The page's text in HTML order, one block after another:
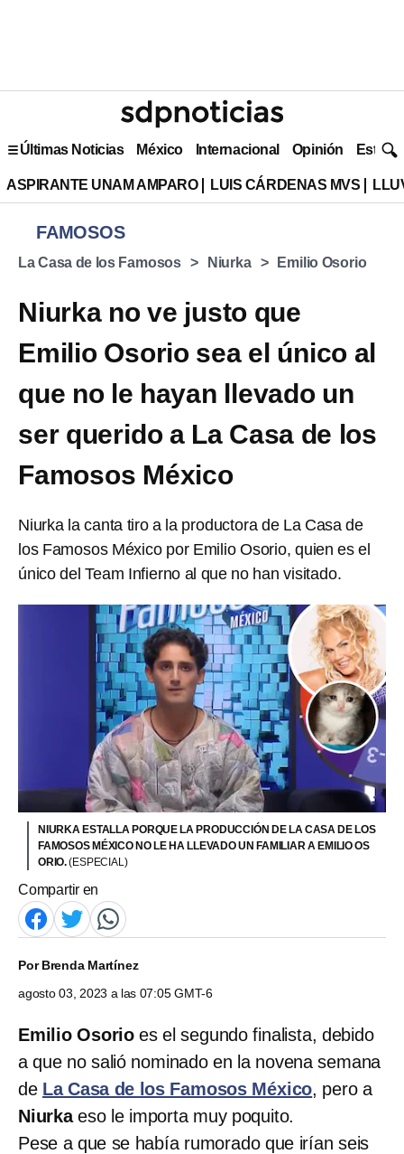
Últimas Noticias México Internacional Opinión Estilo
ASPIRANTE UNAM AMPARO LUIS CÁRDENAS MVS
FAMOSOS
La Casa de los Famosos Niurka Emilio Osorio
Niurka no ve justo que
Emilio Osorio sea el único al
que no le hayan llevado un
ser querido a La Casa de los
Famosos México
Niurka la canta tiro a la productora de La Casa de
los Famosos México por Emilio Osorio, quien es el
único del Team Infierno al que no han visitado.
NIURKA ESTALLA PORQUE LA PRODUCCIÓN DE LA CASA DE LOS
FAMOSOS MÉXICO NO LE HA LLEVADO UN FAMILIAR A EMILIO OS
ORIO.(ESPECIAL)
Compartir en
PorBrenda Martínez
agosto 03, 2023 a las 07:05 GMT-6
Emilio Osorioes el segundo finalista, debido
a que no salió nominado en la novena semana
de La Casa de los Famosos México, pero a
Niurkaeso le importa muy poquito.
Pese a que se había rumorado que irían seis